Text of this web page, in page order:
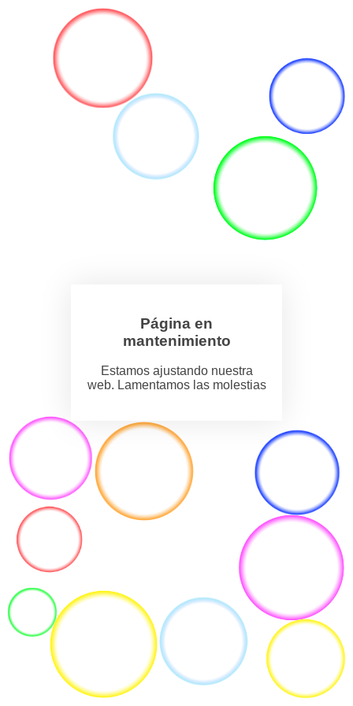
Página en
mantenimiento
Estamos ajustando nuestra
web. Lamentamos las molestias